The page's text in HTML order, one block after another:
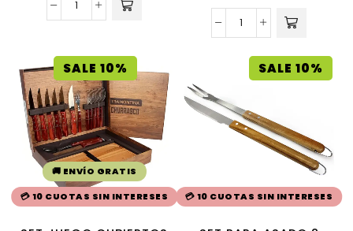
SALE 10%
🚚 ENVÍO GRATIS
💳 10 CUOTAS SIN INTERESES
SALE 10%
💳 10 CUOTAS SIN INTERESES